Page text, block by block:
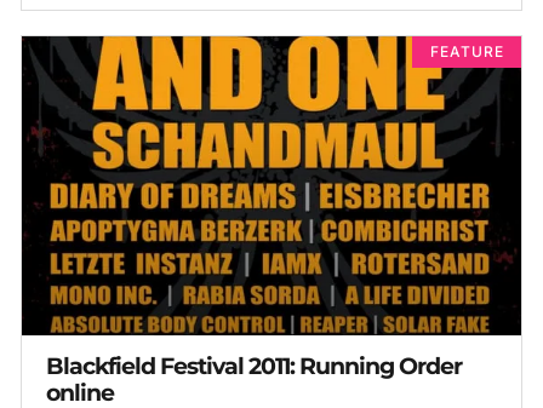
FEATURE
Blackfield Festival 2011: Running Order
online